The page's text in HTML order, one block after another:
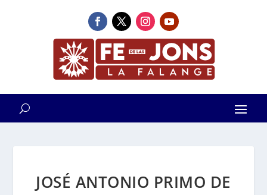
JOSÉ ANTONIO PRIMO DE